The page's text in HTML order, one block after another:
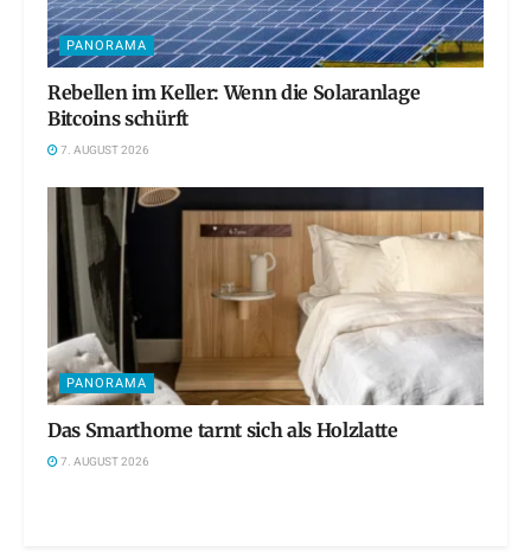
PANORAMA
Rebellen im Keller: Wenn die Solaranlage
Bitcoins schürft
7. AUGUST 2026
PANORAMA
Das Smarthome tarnt sich als Holzlatte
7. AUGUST 2026